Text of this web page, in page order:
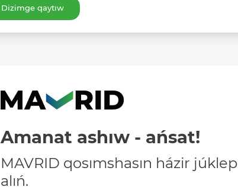
Dizimge qaytıw
Amanat ashıw - ańsat!
MAVRID qosımshasın házir júklep
alıń.